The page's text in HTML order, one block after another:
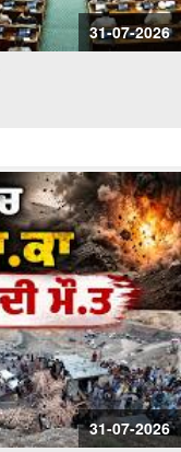
31-07-2026
31-07-2026